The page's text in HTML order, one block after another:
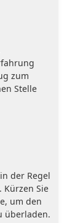
zum
Stelle
der Regel
Kürzen Sie
um den
überladen.